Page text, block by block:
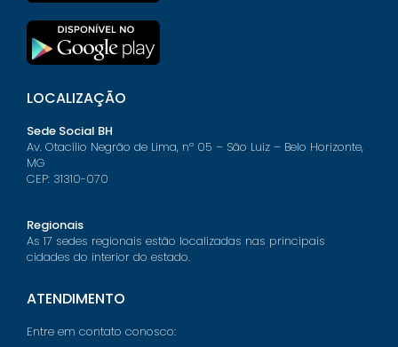
LOCALIZAÇÃO
Sede Social BH
Av. Otacílio Negrão de Lima, nº 05 – São Luiz – Belo Horizonte,
MG
CEP: 31310-070
Regionais
As 17 sedes regionais estão localizadas nas principais
cidades do interior do estado.
ATENDIMENTO
Entre em contato conosco: